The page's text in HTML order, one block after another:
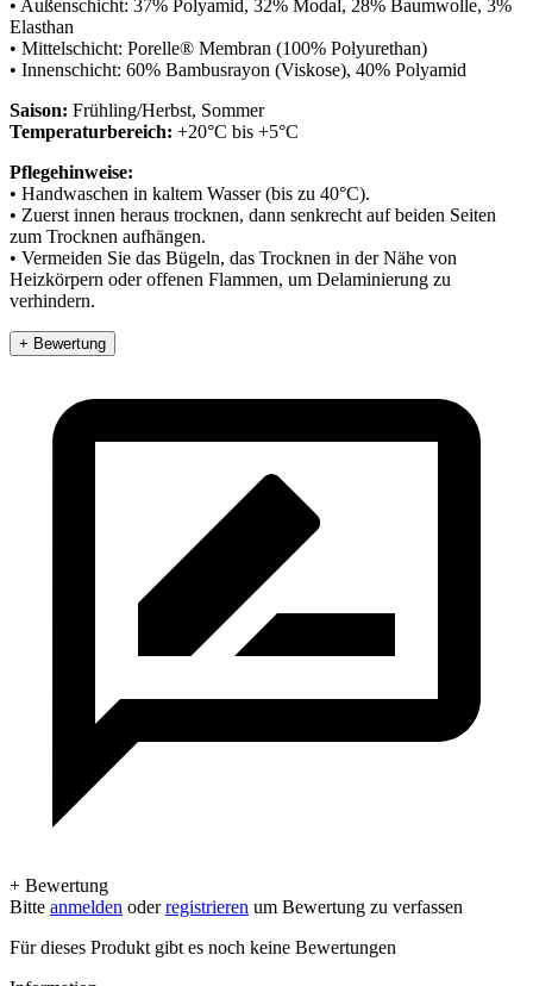
• Außenschicht: 37% Polyamid, 32% Modal, 28% Baumwolle, 3%
Elasthan
• Mittelschicht: Porelle® Membran (100% Polyurethan)
• Innenschicht: 60% Bambusrayon (Viskose), 40% Polyamid
Saison: Frühling/Herbst, Sommer
Temperaturbereich: +20°C bis +5°C
Pflegehinweise:
• Handwaschen in kaltem Wasser (bis zu 40°C).
• Zuerst innen heraus trocknen, dann senkrecht auf beiden Seiten
zum Trocknen aufhängen.
• Vermeiden Sie das Bügeln, das Trocknen in der Nähe von
Heizkörpern oder offenen Flammen, um Delaminierung zu
verhindern.
+ Bewertung
+ Bewertung
Bitte anmelden oderregistrieren um Bewertung zu verfassen
Für dieses Produkt gibt es noch keine Bewertungen